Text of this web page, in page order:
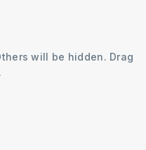
will be hidden. Drag